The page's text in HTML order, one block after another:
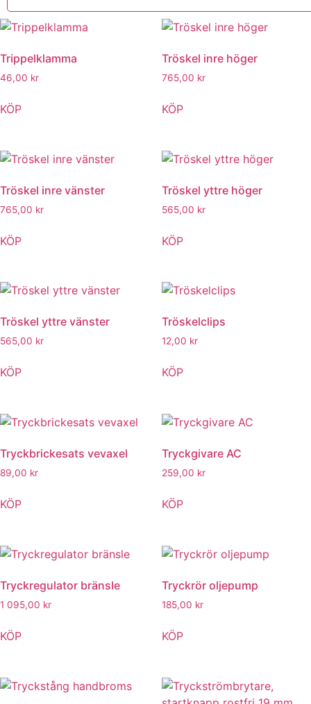
Trippelklamma
46,00 kr
KÖP
Tröskel inre höger
765,00 kr
KÖP
Tröskel inre vänster
765,00 kr
KÖP
Tröskel yttre höger
565,00 kr
KÖP
Tröskel yttre vänster
565,00 kr
KÖP
Tröskelclips
12,00 kr
KÖP
Tryckbrickesats vevaxel
89,00 kr
KÖP
Tryckgivare AC
259,00 kr
KÖP
Tryckregulator bränsle
1 095,00 kr
KÖP
Tryckrör oljepump
185,00 kr
KÖP